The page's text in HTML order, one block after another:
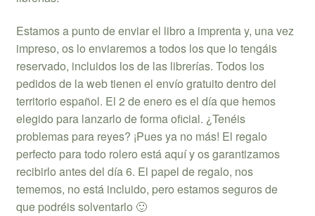
Estamos a punto de enviar el libro a imprenta y, una vez
impreso, os lo enviaremos a todos los que lo tengáis
reservado, incluidos los de las librerías. Todos los
pedidos de la web tienen el envío gratuito dentro del
territorio español. El 2 de enero es el día que hemos
elegido para lanzarlo de forma oficial. ¿Tenéis
problemas para reyes? ¡Pues ya no más! El regalo
perfecto para todo rolero está aquí y os garantizamos
recibirlo antes del día 6. El papel de regalo, nos
tememos, no está incluido, pero estamos seguros de
que podréis solventarlo 🙂